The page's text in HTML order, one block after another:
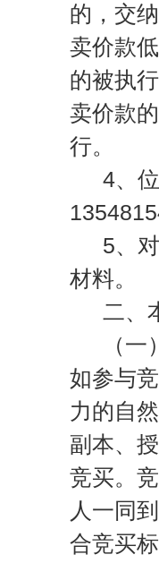
的，交
卖价款
的被执
卖价款
行。
4、
5、
材料。
二、
（
如参与
力的自
副本、
竞买。
人一同
合竞买